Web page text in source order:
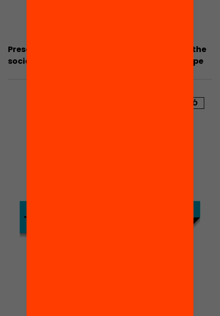
Presentació: EUROSTUDENT V. Key results on the
social dimension in higher education in Europe
PUBLICACIÓ